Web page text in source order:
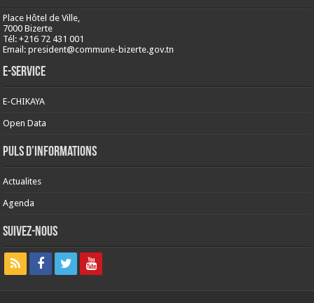
Place Hôtel de Ville,
7000 Bizerte
Tél: +216 72 431 001
Email: president@commune-bizerte.gov.tn
E-Service
E-CHIKAYA
Open Data
Puls d’informations
Actualites
Agenda
Suivez-nous